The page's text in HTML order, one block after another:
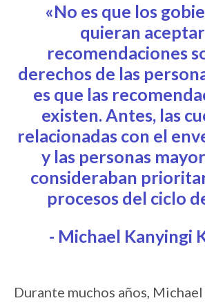
«No es que los
quieran
recomendaciones
derechos de las
es que las
existen. Antes, las
relacionadas con el
y las personas
consideraban
procesos del ciclo
- Michael Kanyingi
Durante muchos años,